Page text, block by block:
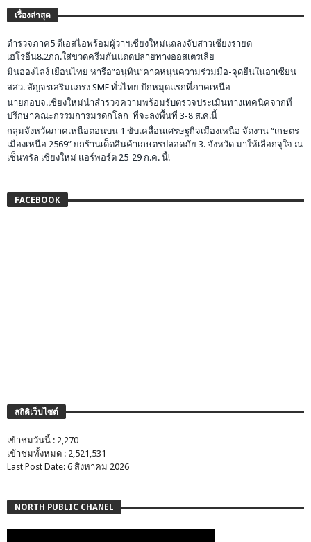
เรื่องล่าสุด
ตำรวจภาค5 ดีเอสไอพร้อมผู้ว่าฯเชียงใหม่แถลงจับสาวเชียงรายด
เฮโรอีน8.2กก.ใส่ขวดครีมกันแดดปลายทางออสเตรเลีย
มินอองไลง์ เยือนไทย หารือ”อนุทิน”คาดหนุนความร่วมมือ-จุดยืนในอาเซียน
สสว. สัญจรเสริมแกร่ง SME ทั่วไทย ปักหมุดแรกที่ภาคเหนือ
นายกอบจ.เชียงใหม่นำสำรวจความพร้อมรับตรวจประเมินทางเทคนิคจากที่
ปรึกษาคณะกรรมการมรดกโลก ที่จะลงพื้นที่ 3-8 ส.ค.นี้
กลุ่มจังหวัดภาคเหนือตอนบน 1 ขับเคลื่อนเศรษฐกิจเมืองเหนือ จัดงาน “เกษตร
เมืองเหนือ 2569” ยกร้านเด็ดสินค้าเกษตรปลอดภัย 3. จังหวัด มาให้เลือกจุใจ ณ
เซ็นทรัล เชียงใหม่ แอร์พอร์ต 25-29 ก.ค. นี้!
FACEBOOK
สถิติเว็บไซต์
เข้าชมวันนี้ : 2,270
เข้าชมทั้งหมด : 2,521,531
Last Post Date: 6 สิงหาคม 2026
NORTH PUBLIC CHANEL